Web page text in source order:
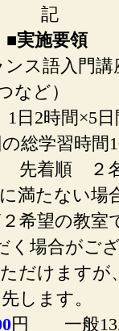
記
■実施要領
ス語入門講
など）
2時間×5日
総学習時間
着順 ２
ない場合
希望の教室
く場合がご
だけますが
先します。
円 一般